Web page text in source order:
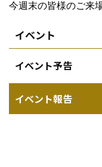
今週末の皆様のご来
イベント
イベント予告
イベント報告